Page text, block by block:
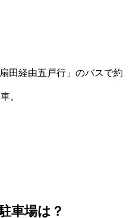
田経由五戸行」のバスで約
。
車場は？